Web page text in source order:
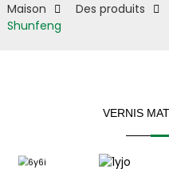
Maison Des produits
Shunfeng
VERNIS